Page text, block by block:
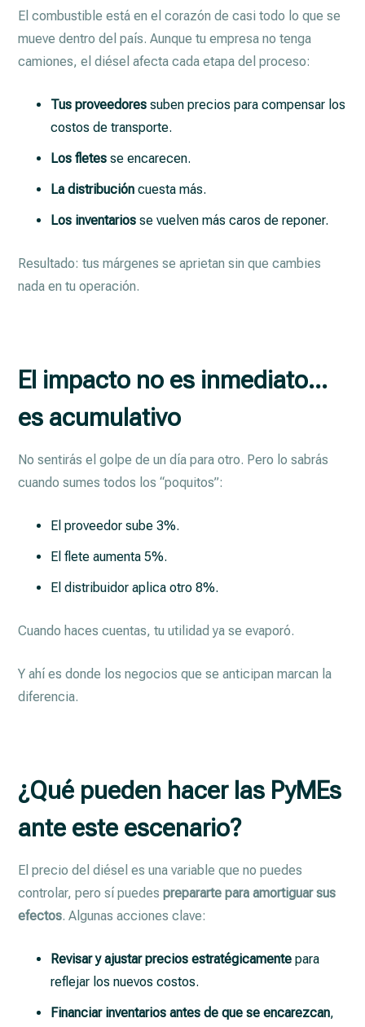
El combustible está en el corazón de casi todo lo que se
mueve dentro del país. Aunque tu empresa no tenga
camiones, el diésel afecta cada etapa del proceso:
Tus proveedores suben precios para compensar los
costos de transporte.
Los fletes se encarecen.
La distribución cuesta más.
Los inventarios se vuelven más caros de reponer.
Resultado: tus márgenes se aprietan sin que cambies
nada en tu operación.
El impacto no es inmediato…
es acumulativo
No sentirás el golpe de un día para otro. Pero lo sabrás
cuando sumes todos los “poquitos”:
El proveedor sube 3%.
El flete aumenta 5%.
El distribuidor aplica otro 8%.
Cuando haces cuentas, tu utilidad ya se evaporó.
Y ahí es donde los negocios que se anticipan marcan la
diferencia.
¿Qué pueden hacer las PyMEs
ante este escenario?
El precio del diésel es una variable que no puedes
controlar, pero sí puedesprepararte para amortiguar sus
efectos. Algunas acciones clave:
Revisar y ajustar precios estratégicamente para
reflejar los nuevos costos.
Financiar inventarios antes de que se encarezcan,